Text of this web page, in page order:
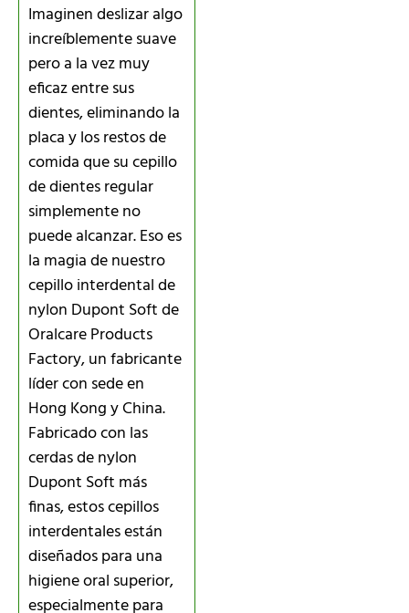
Imaginen deslizar algo
increíblemente suave
pero a la vez muy
eficaz entre sus
dientes, eliminando la
placa y los restos de
comida que su cepillo
de dientes regular
simplemente no
puede alcanzar. Eso es
la magia de nuestro
cepillo interdental de
nylon Dupont Soft de
Oralcare Products
Factory, un fabricante
líder con sede en
Hong Kong y China.
Fabricado con las
cerdas de nylon
Dupont Soft más
finas, estos cepillos
interdentales están
diseñados para una
higiene oral superior,
especialmente para